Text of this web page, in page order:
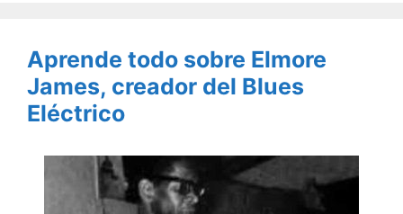
Aprende todo sobre Elmore
James, creador del Blues
Eléctrico